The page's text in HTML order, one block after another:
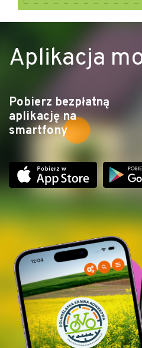
Aplikacja
Pobierz bezpłatną
aplikację na
smartfony